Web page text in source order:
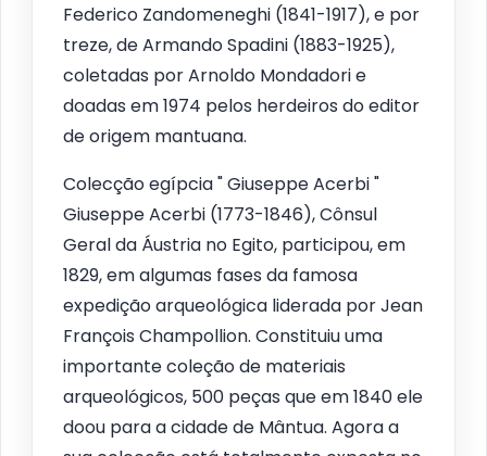
Federico Zandomeneghi (1841-1917), e por
treze, de Armando Spadini (1883-1925),
coletadas por Arnoldo Mondadori e
doadas em 1974 pelos herdeiros do editor
de origem mantuana.
Colecção egípcia " Giuseppe Acerbi "
Giuseppe Acerbi (1773-1846), Cônsul
Geral da Áustria no Egito, participou, em
1829, em algumas fases da famosa
expedição arqueológica liderada por Jean
François Champollion. Constituiu uma
importante coleção de materiais
arqueológicos, 500 peças que em 1840 ele
doou para a cidade de Mântua. Agora a